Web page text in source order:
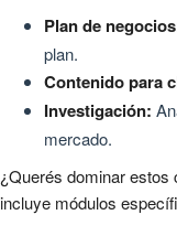
Plan de
plan.
Contenido para
Investigación:
mercado.
¿Querés dominar estos
incluye módulos